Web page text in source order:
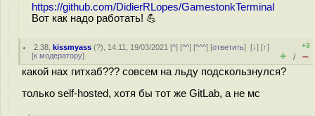
https://github.com/DidierRLopes/GamestonkTerminal
Вот как надо работать! 💪
2.38 ,kissmyass (?), 14:11, 19/03/2021 [^] [^^] [^^^] [ответить][↓] [↑]
[к модератору]
+3
+ / –
какой нах гитхаб??? совсем на льду подскользнулся?
только self-hosted, хотя бы тот же GitLab, а не мс